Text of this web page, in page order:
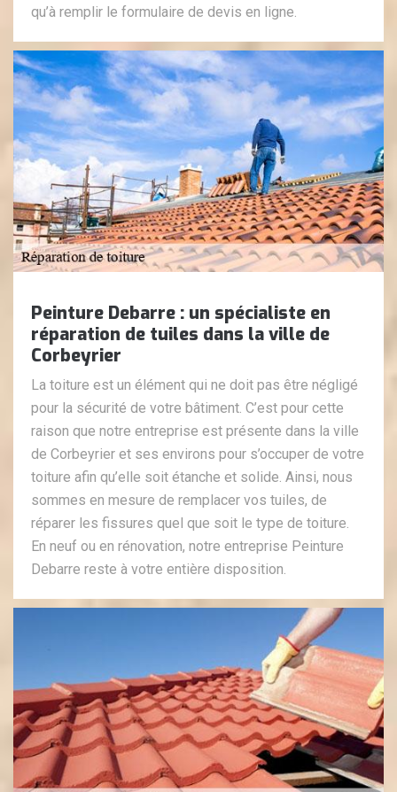
qu’à remplir le formulaire de devis en ligne.
Peinture Debarre : un spécialiste en
réparation de tuiles dans la ville de
Corbeyrier
La toiture est un élément qui ne doit pas être négligé
pour la sécurité de votre bâtiment. C’est pour cette
raison que notre entreprise est présente dans la ville
de Corbeyrier et ses environs pour s’occuper de votre
toiture afin qu’elle soit étanche et solide. Ainsi, nous
sommes en mesure de remplacer vos tuiles, de
réparer les fissures quel que soit le type de toiture.
En neuf ou en rénovation, notre entreprise Peinture
Debarre reste à votre entière disposition.